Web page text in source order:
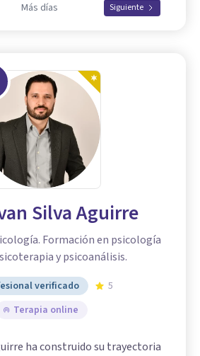
Más días Siguiente
Silva Aguirre
Formación en psicología
y psicoanálisis.
verificado
5
Terapia online
ha construido su trayectoria